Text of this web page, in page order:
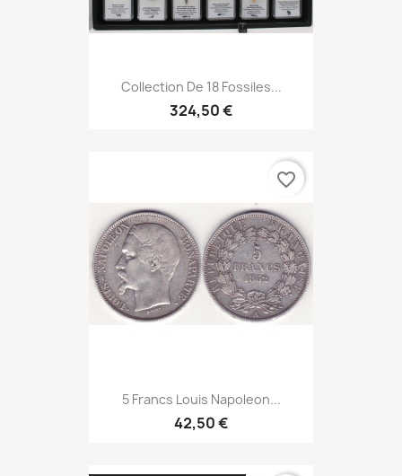
Collection De 18 Fossiles...
324,50 €
5 Francs Louis Napoleon...
42,50 €
favorite_border